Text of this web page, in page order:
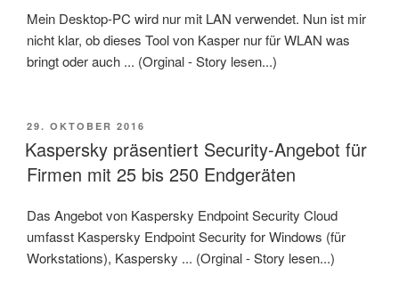
Mein Desktop-PC wird nur mit LAN verwendet. Nun ist mir
nicht klar, ob dieses Tool von Kasper nur für WLAN was
bringt oder auch ... (Orginal - Story lesen...)
VERÖFFENTLICHT
AM
29. OKTOBER 2016
Kaspersky präsentiert Security-Angebot für
Firmen mit 25 bis 250 Endgeräten
Das Angebot von Kaspersky Endpoint Security Cloud
umfasst Kaspersky Endpoint Security for Windows (für
Workstations), Kaspersky ... (Orginal - Story lesen...)